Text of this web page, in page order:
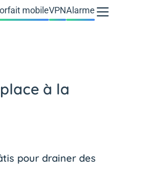
mobileVPNAlarme
à la
pour drainer des